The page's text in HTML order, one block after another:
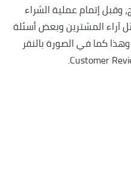
وقبل إتمام عملية الشراء
آراء المشترين وبعض أسئلة
كما في الصورة بالنقر